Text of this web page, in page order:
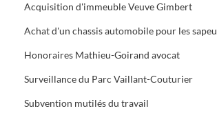
Acquisition d'immeuble Veuve Gimbert
Achat d'un chassis automobile pour les
Honoraires Mathieu-Goirand avocat
Surveillance du Parc Vaillant-Couturier
Subvention mutilés du travail